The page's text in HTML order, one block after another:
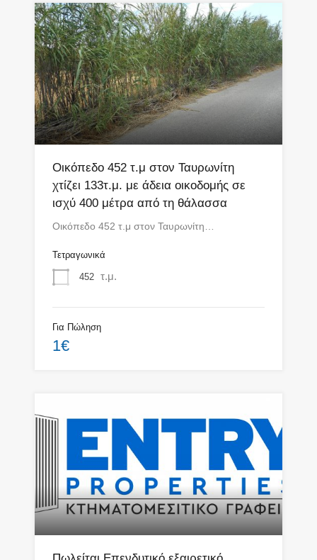
Οικόπεδο 452 τ.μ στον Ταυρωνίτη
χτίζει 133τ.μ. με άδεια οικοδομής σε
ισχύ 400 μέτρα από τη θάλασσα
Οικόπεδο 452 τ.μ στον Ταυρωνίτη…
Τετραγωνικά
452 τ.μ.
Για Πώληση
1€